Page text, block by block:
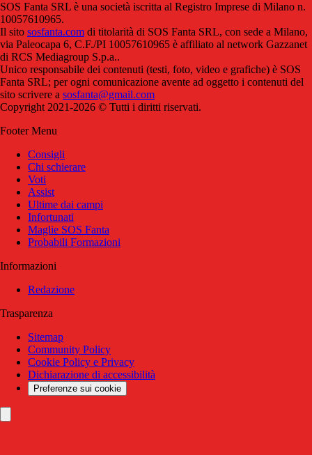
SOS Fanta SRL è una società iscritta al Registro Imprese di Milano n.
10057610965.
Il sito sosfanta.com di titolarità di SOS Fanta SRL, con sede a Milano,
via Paleocapa 6, C.F./PI 10057610965 è affiliato al network Gazzanet
di RCS Mediagroup S.p.a..
Unico responsabile dei contenuti (testi, foto, video e grafiche) è SOS
Fanta SRL; per ogni comunicazione avente ad oggetto i contenuti del
sito scrivere a sosfanta@gmail.com
Copyright 2021-2026 © Tutti i diritti riservati.
Footer Menu
Consigli
Chi schierare
Voti
Assist
Ultime dai campi
Infortunati
Maglie SOS Fanta
Probabili Formazioni
Informazioni
Redazione
Trasparenza
Sitemap
Community Policy
Cookie Policy e Privacy
Dichiarazione di accessibilità
Preferenze sui cookie